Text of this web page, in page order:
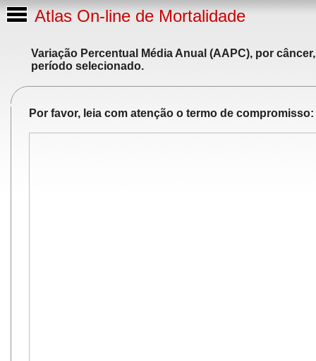
Atlas On-line de Mortalidade
Variação Percentual Média Anual (AAPC), por
período selecionado.
Por favor, leia com atenção o termo de compromisso: